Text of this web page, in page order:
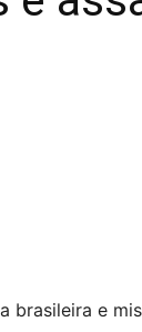
brasileira e